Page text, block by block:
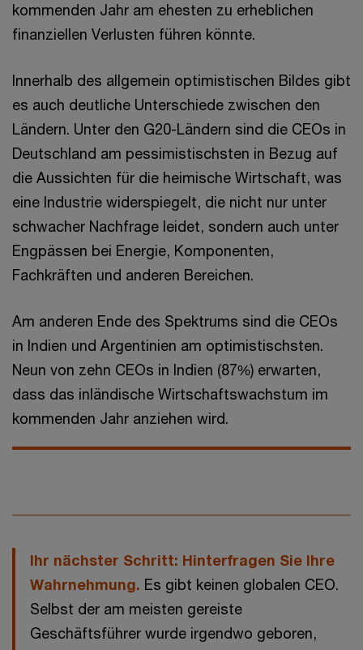
kommenden Jahr am ehesten zu erheblichen
finanziellen Verlusten führen könnte.
Innerhalb des allgemein optimistischen Bildes gibt
es auch deutliche Unterschiede zwischen den
Ländern. Unter den G20-Ländern sind die CEOs in
Deutschland am pessimistischsten in Bezug auf
die Aussichten für die heimische Wirtschaft, was
eine Industrie widerspiegelt, die nicht nur unter
schwacher Nachfrage leidet, sondern auch unter
Engpässen bei Energie, Komponenten,
Fachkräften und anderen Bereichen.
Am anderen Ende des Spektrums sind die CEOs
in Indien und Argentinien am optimistischsten.
Neun von zehn CEOs in Indien (87%) erwarten,
dass das inländische Wirtschaftswachstum im
kommenden Jahr anziehen wird.
Ihr nächster Schritt: Hinterfragen Sie Ihre
Wahrnehmung. Es gibt keinen globalen CEO.
Selbst der am meisten gereiste
Geschäftsführer wurde irgendwo geboren,